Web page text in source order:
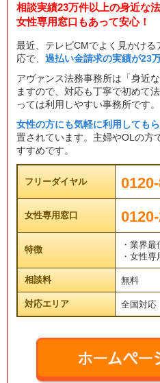
相談実績23万件以上の身近な法
女性専用窓口もあって安心！
最近、テレビCMでよく見かけ
応で、 過払い金請求の実績が23
アヴァンス法務事務所は「身近
ますので、対応も丁寧で初めて
っては利用しやすい事務所です。
女性の方にも気軽に利用しても
置されています。主婦やOLの方
すすめです。
フリーダイヤル
女性専用窓口
特徴
・業界
・女性専
相談料 無料
対応エリア 全国対応